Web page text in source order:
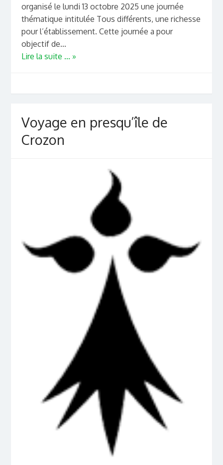
organisé le lundi 13 octobre 2025 une journée
thématique intitulée Tous différents, une richesse
pour l’établissement. Cette journée a pour
objectif de...
Lire la suite ... »
Voyage en presqu’île de
Crozon